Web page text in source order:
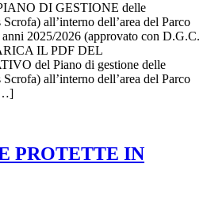
DI GESTIONE delle
all’interno dell’area del Parco
2025/2026 (approvato con D.G.C.
IL PDF DEL
del Piano di gestione delle
all’interno dell’area del Parco
PROTETTE IN